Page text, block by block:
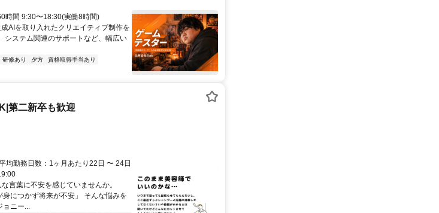
時間 9:30〜18:30(実働8時間)
AIを取り入れたクリエイティブ制作を
システム関連のサポートなど、幅広い
研修あり 夕方
資格取得手当あり
第二新卒も歓迎
均勤務日数：1ヶ月あたり22日 〜 24日
言葉に不安を感じていませんか。
身につかず将来が不安」 そんな悩みを
ョニー...